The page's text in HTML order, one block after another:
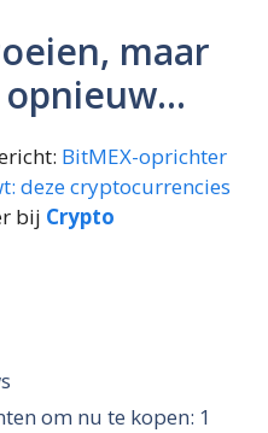
maar
BitMEX-oprichter
deze cryptocurrencies
bij Crypto
om nu te kopen: 1